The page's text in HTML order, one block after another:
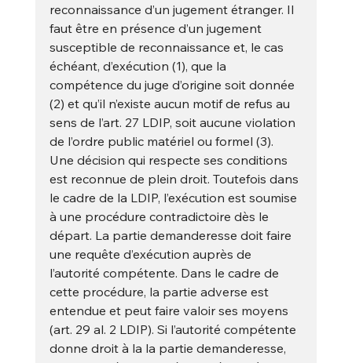
reconnaissance d’un jugement étranger. Il
faut être en présence d’un jugement
susceptible de reconnaissance et, le cas
échéant, d’exécution (1), que la
compétence du juge d’origine soit donnée
(2) et qu’il n’existe aucun motif de refus au
sens de l’art. 27 LDIP, soit aucune violation
de l’ordre public matériel ou formel (3).
Une décision qui respecte ses conditions
est reconnue de plein droit. Toutefois dans
le cadre de la LDIP, l’exécution est soumise
à une procédure contradictoire dès le
départ. La partie demanderesse doit faire
une requête d’exécution auprès de
l’autorité compétente. Dans le cadre de
cette procédure, la partie adverse est
entendue et peut faire valoir ses moyens
(art. 29 al. 2 LDIP). Si l’autorité compétente
donne droit à la la partie demanderesse,